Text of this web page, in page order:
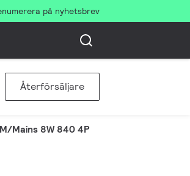
på nyhetsbrev
Återförsäljare
Mains 8W 840 4P